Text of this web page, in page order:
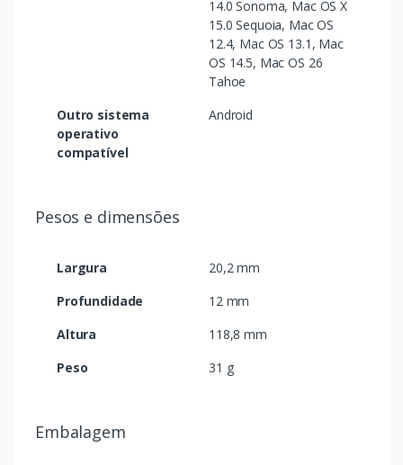
14.0 Sonoma, Mac OS X
15.0 Sequoia, Mac OS
12.4, Mac OS 13.1, Mac
OS 14.5, Mac OS 26
Tahoe
Outro sistema
operativo
compatível
Android
Pesos e dimensões
Largura
20,2 mm
Profundidade
12 mm
Altura
118,8 mm
Peso
31 g
Embalagem